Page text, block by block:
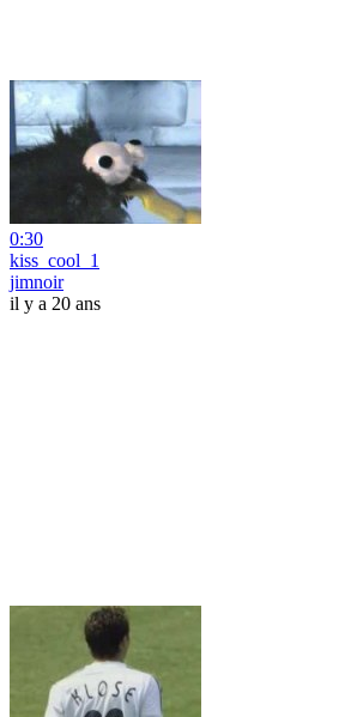
0:30
kiss_cool_1
jimnoir
il y a 20 ans